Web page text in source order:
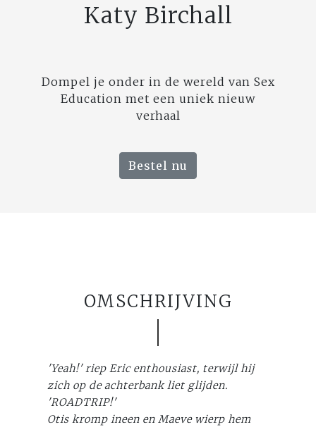
Katy Birchall
Dompel je onder in de wereld van Sex
Education met een uniek nieuw
verhaal
Bestel nu
OMSCHRIJVING
'Yeah!' riep Eric enthousiast, terwijl hij
zich op de achterbank liet glijden.
'ROADTRIP!'
Otis kromp ineen en Maeve wierp hem